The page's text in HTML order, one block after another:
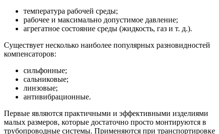
температура рабочей среды;
рабочее и максимально допустимое давление;
агрегатное состояние среды (жидкость, газ и т. д.).
Существует несколько наиболее популярных разновидностей
компенсаторов:
сильфонные;
сальниковые;
линзовые;
антивибрационные.
Первые являются практичными и эффективными изделиями
малых размеров, которые достаточно просто монтируются в
трубопроводные системы. Применяются при транспортировке